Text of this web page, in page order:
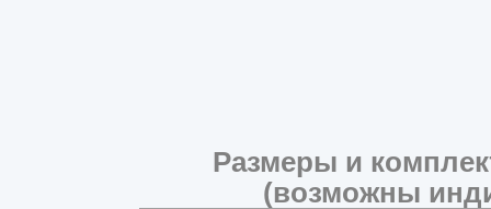
Размеры и
(возможны